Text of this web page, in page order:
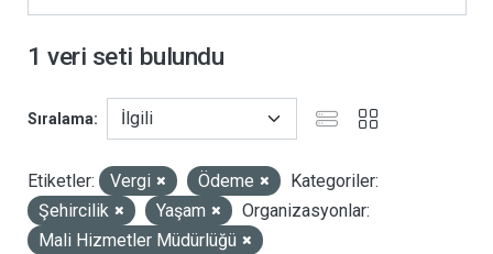
KATEGORILER
ETIKETLER
LISANSLAR
1 veri seti bulundu
Sıralama
Etiketler: Vergi Ödeme
Kategoriler:
Şehircilik
Yaşam
Organizasyonlar:
Mali Hizmetler Müdürlüğü